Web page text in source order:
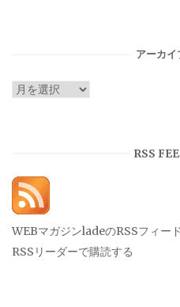
アーカイ
ア
RSS
WEBマガジンladeのRSSフィー
RSSリーダーで購読する